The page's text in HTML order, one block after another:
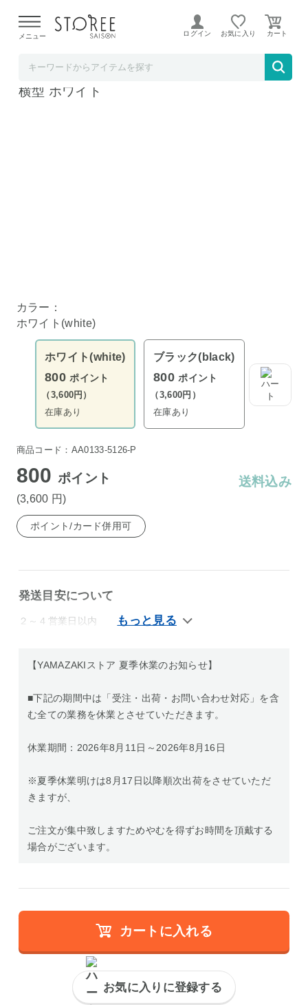
よる配送遅延が発生しております。
メニュー ログイン お気に入り
tower キッチン自立式スチールパネル タワー
横型 ホワイト
カラー：
ホワイト(white)
ホワイト(white)
800 ポイント
（3,600円）
在庫あり
ブラック(black)
800 ポイント
（3,600円）
在庫あり
商品コード：AA0133-5126-P
800ポイント
(3,600 円)
送料込み
ポイント/カード併用可
発送目安について
２～４営業日以内
【YAMAZAKIストア 夏季休業のお知らせ】
■下記の期間中は「受注・出荷・お問い合わせ対応」を含
む全ての業務を休業とさせていただきます。
休業期間：2026年8月11日～2026年8月16日
※夏季休業明けは8月17日以降順次出荷をさせていただ
きますが、
ご注文が集中致しますためやむを得ずお時間を頂戴する
場合がございます。
カートに入れる
お気に入りに登録する